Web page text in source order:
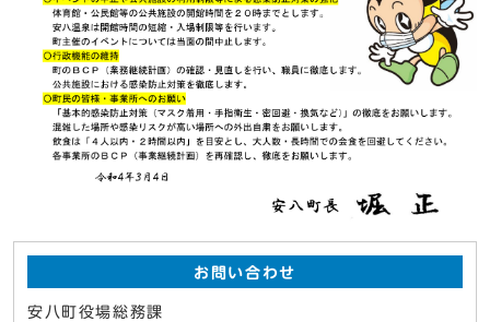
お問い合わせ
安八町役場総務課